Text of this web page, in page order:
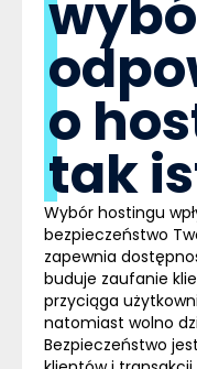
o
tak
Wybór hostingu
bezpieczeństwo
zapewnia
buduje zaufanie
przyciąga
natomiast wolno
Bezpieczeństwo